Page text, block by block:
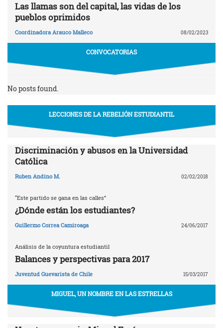
Las llamas son del capital, las vidas de los
pueblos oprimidos
Coordinadora Arauco Malleco 08/02/2023
CONVOCATORIAS
No posts found.
LECCIONES DE LA REBELIÓN ESTUDIANTIL
Discriminación y abusos en la Universidad
Católica
Ruben Andino M. 02/02/2018
“Este partido se gana en las calles”
¿Dónde están los estudiantes?
Guillermo Correa Camiroaga 24/06/2017
Análisis de la coyuntura estudiantil
Balances y perspectivas para 2017
Juventud Guevarista de Chile 15/03/2017
MIGUEL, UN NOMBRE EN LAS ESTRELLAS